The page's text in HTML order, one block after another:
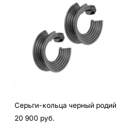
Серьги-кольца черный родий
20 900 pуб.